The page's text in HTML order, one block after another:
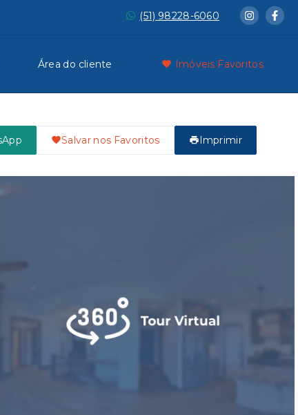
(51) 98228-6060
Área do cliente Imóveis Favoritos
Salvar nos Favoritos Imprimir